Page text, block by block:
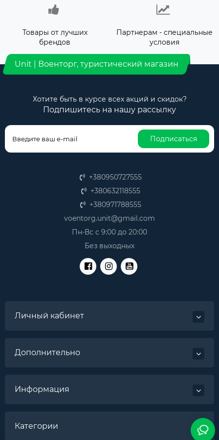
Товары от лучших
брендов
Партнерам - специальные
условия
Unit | Военторг, туристический магазин
Хотите быть в курсе всех акций и скидок?
Подпишитесь на нашу рассылку
Подписаться
+380950727555
+380632118555
+380971788555
voentorg.unit@gmail.com
Пн-Вс с 9:00 до 20:00
Без выходных
Личный кабинет
Дополнительно
Информация
Категории